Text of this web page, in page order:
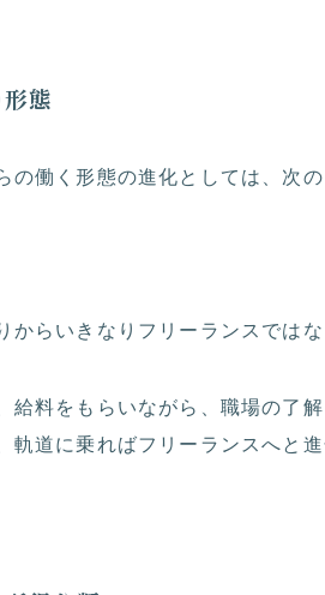
態
の働く形態の進化としては、次
からいきなりフリーランスでは
給料をもらいながら、職場の了
軌道に乗ればフリーランスへと進